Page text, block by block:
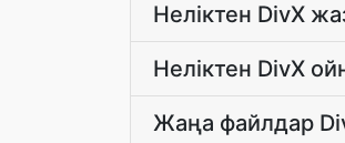
Неліктен DivX
Неліктен DivX
Жаңа файлдар